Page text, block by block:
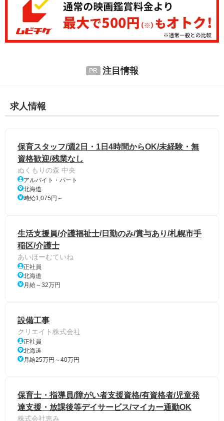
注目情報
求人情報
保育スタッフ/週2日・1日4時間からOK/未経験・無
資格歓迎/残業なし
ぬくもりの森 中央
アルバイト・パート
北海道
時給1,075円～
生活支援員/介護福祉士/日勤のみ/賞与あり/札幌市手
稲区/介護士
あいほーむていね
正社員
北海道
月給～32万円
設備工事
クリエイト株式会社
正社員
北海道
月給25万円～40万円
保育士・指導員/障がい者支援資格/有資格者/児童発
達支援・放課後等デイサービス/マイカー通勤OK
株式会社恵み